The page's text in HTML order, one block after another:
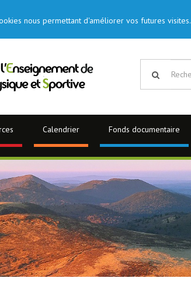
nous permettant d'améliorer vos futures visites.
Calendrier Fonds documentaire